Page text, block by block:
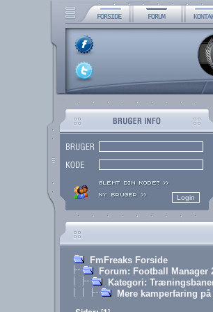
FmFreaks Forside
Forum: Football Manager
Kategori:
Mere kamperfaring